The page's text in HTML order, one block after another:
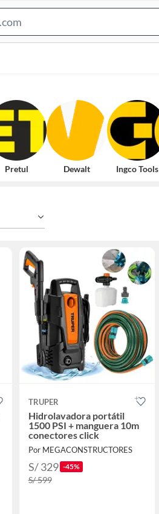
Bar
Pretul Dewalt Ingco Tools
TRUPER
Hidrolavadora portátil
1500 PSI + manguera 10m
conectores click
Por MEGACONSTRUCTORES
S/ 329 -45%
S/ 599